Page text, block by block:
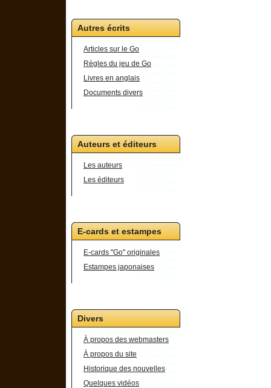
Autres écrits
Articles sur le Go
Règles du jeu de Go
Livres en anglais
Documents divers
Auteurs et éditeurs
Les auteurs
Les éditeurs
E-cards et estampes
E-cards "Go" originales
Estampes japonaises
Divers
À propos des webmasters
À propos du site
Historique des nouvelles
Quelques vidéos